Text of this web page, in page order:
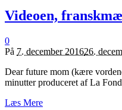
Videoen,
0
På 7. december 201626.
Dear future mom (kære
minutter produceret af La
Læs Mere